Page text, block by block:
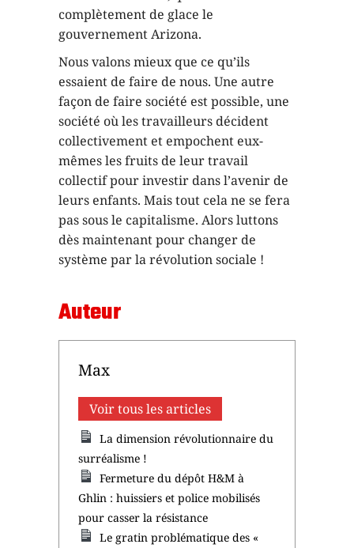
complètement de glace le
gouvernement Arizona.
Nous valons mieux que ce qu’ils
essaient de faire de nous. Une autre
façon de faire société est possible, une
société où les travailleurs décident
collectivement et empochent eux-
mêmes les fruits de leur travail
collectif pour investir dans l’avenir de
leurs enfants. Mais tout cela ne se fera
pas sous le capitalisme. Alors luttons
dès maintenant pour changer de
système par la révolution sociale !
Auteur
Max
Voir tous les articles
La dimension révolutionnaire du
surréalisme !
Fermeture du dépôt H&M à
Ghlin : huissiers et police mobilisés
pour casser la résistance
Le gratin problématique des «